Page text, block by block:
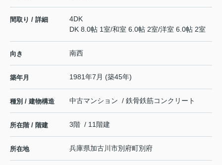
間取り / 詳細
4DK
DK 8.0帖 1室/和室 6.0帖 2室/洋室 6.0帖 2室
向き 南西
築年月 1981年7月 (築45年)
種別 / 建物構造 中古マンション / 鉄骨鉄筋コンクリート
所在階 / 階建 3階 / 11階建
所在地 兵庫県加古川市別府町別府